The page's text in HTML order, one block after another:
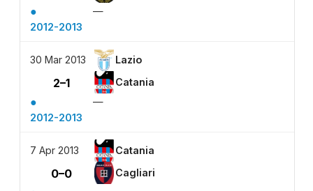
●
—
2012-2013
30 Mar 2013 Lazio
2–1 Catania
●
—
2012-2013
7 Apr 2013 Catania
0–0 Cagliari